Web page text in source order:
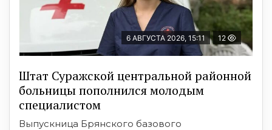
6 АВГУСТА 2026, 15:11 12
Штат Суражской центральной районной
больницы пополнился молодым
специалистом
Выпускница Брянского базового